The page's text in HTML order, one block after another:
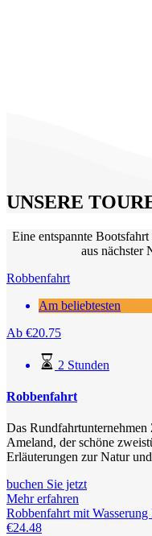
UNSERE
Eine entspannte
aus nächster
Robbenfahrt
Am beliebtesten
Ab €20.75
2 Stunden
Robbenfahrt
Das
Ameland, der schöne
Erläuterungen zur Natur
buchen Sie jetzt
Mehr erfahren
Robbenfahrt mit
€24.48